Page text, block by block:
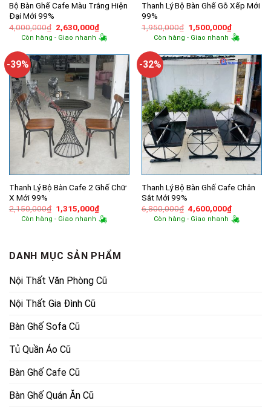
Bộ Bàn Ghế Cafe Màu Trắng Hiện
Đại Mới 99%
4,000,000₫ Giá
gốc
là:
2,630,000₫Giá
hiện
tại
2,630,000₫.
Còn hàng - Giao nhanh
Thanh Lý Bộ Bàn Ghế Gỗ Xếp Mới
99%
1,950,000₫ Giá
gốc
là:
1,500,000₫Giá
hiện
tại
Còn hàng - Giao nhanh
-39%
Thanh Lý Bộ Bàn Cafe 2 Ghế Chữ
X Mới 99%
2,150,000₫ Giá
gốc
là:
1,315,000₫Giá
hiện
tại
Còn hàng - Giao nhanh
-32%
Thanh Lý Bộ Bàn Ghế Cafe Chân
Sắt Mới 99%
6,800,000₫ Giá
gốc
là:
4,600,000₫Giá
hiện
tại
Còn hàng - Giao nhanh
DANH MỤC SẢN PHẨM
Nội Thất Văn Phòng Cũ
Nội Thất Gia Đình Cũ
Bàn Ghế Sofa Cũ
Tủ Quần Áo Cũ
Bàn Ghế Cafe Cũ
Bàn Ghế Quán Ăn Cũ